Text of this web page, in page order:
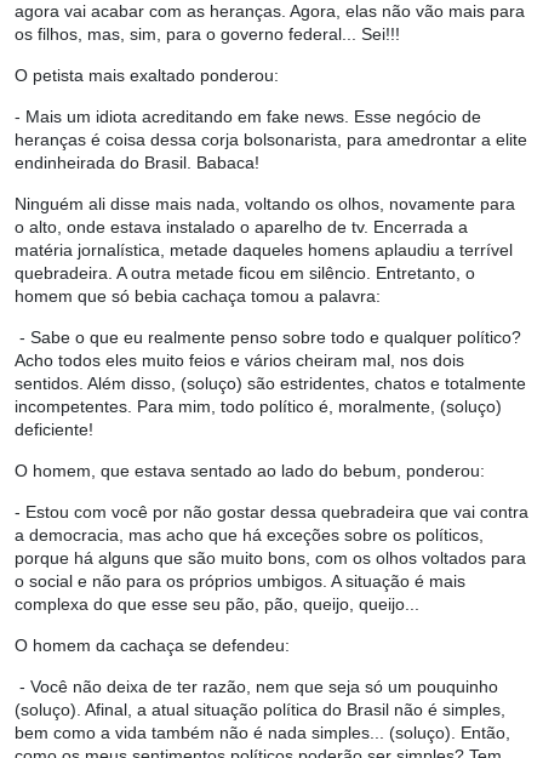
agora vai acabar com as heranças. Agora, elas não vão mais para
os filhos, mas, sim, para o governo federal... Sei!!!
O petista mais exaltado ponderou:
- Mais um idiota acreditando em fake news. Esse negócio de
heranças é coisa dessa corja bolsonarista, para amedrontar a elite
endinheirada do Brasil. Babaca!
Ninguém ali disse mais nada, voltando os olhos, novamente para
o alto, onde estava instalado o aparelho de tv. Encerrada a
matéria jornalística, metade daqueles homens aplaudiu a terrível
quebradeira. A outra metade ficou em silêncio. Entretanto, o
homem que só bebia cachaça tomou a palavra:
- Sabe o que eu realmente penso sobre todo e qualquer político?
Acho todos eles muito feios e vários cheiram mal, nos dois
sentidos. Além disso, (soluço) são estridentes, chatos e totalmente
incompetentes. Para mim, todo político é, moralmente, (soluço)
deficiente!
O homem, que estava sentado ao lado do bebum, ponderou:
- Estou com você por não gostar dessa quebradeira que vai contra
a democracia, mas acho que há exceções sobre os políticos,
porque há alguns que são muito bons, com os olhos voltados para
o social e não para os próprios umbigos. A situação é mais
complexa do que esse seu pão, pão, queijo, queijo...
O homem da cachaça se defendeu:
- Você não deixa de ter razão, nem que seja só um pouquinho
(soluço). Afinal, a atual situação política do Brasil não é simples,
bem como a vida também não é nada simples... (soluço). Então,